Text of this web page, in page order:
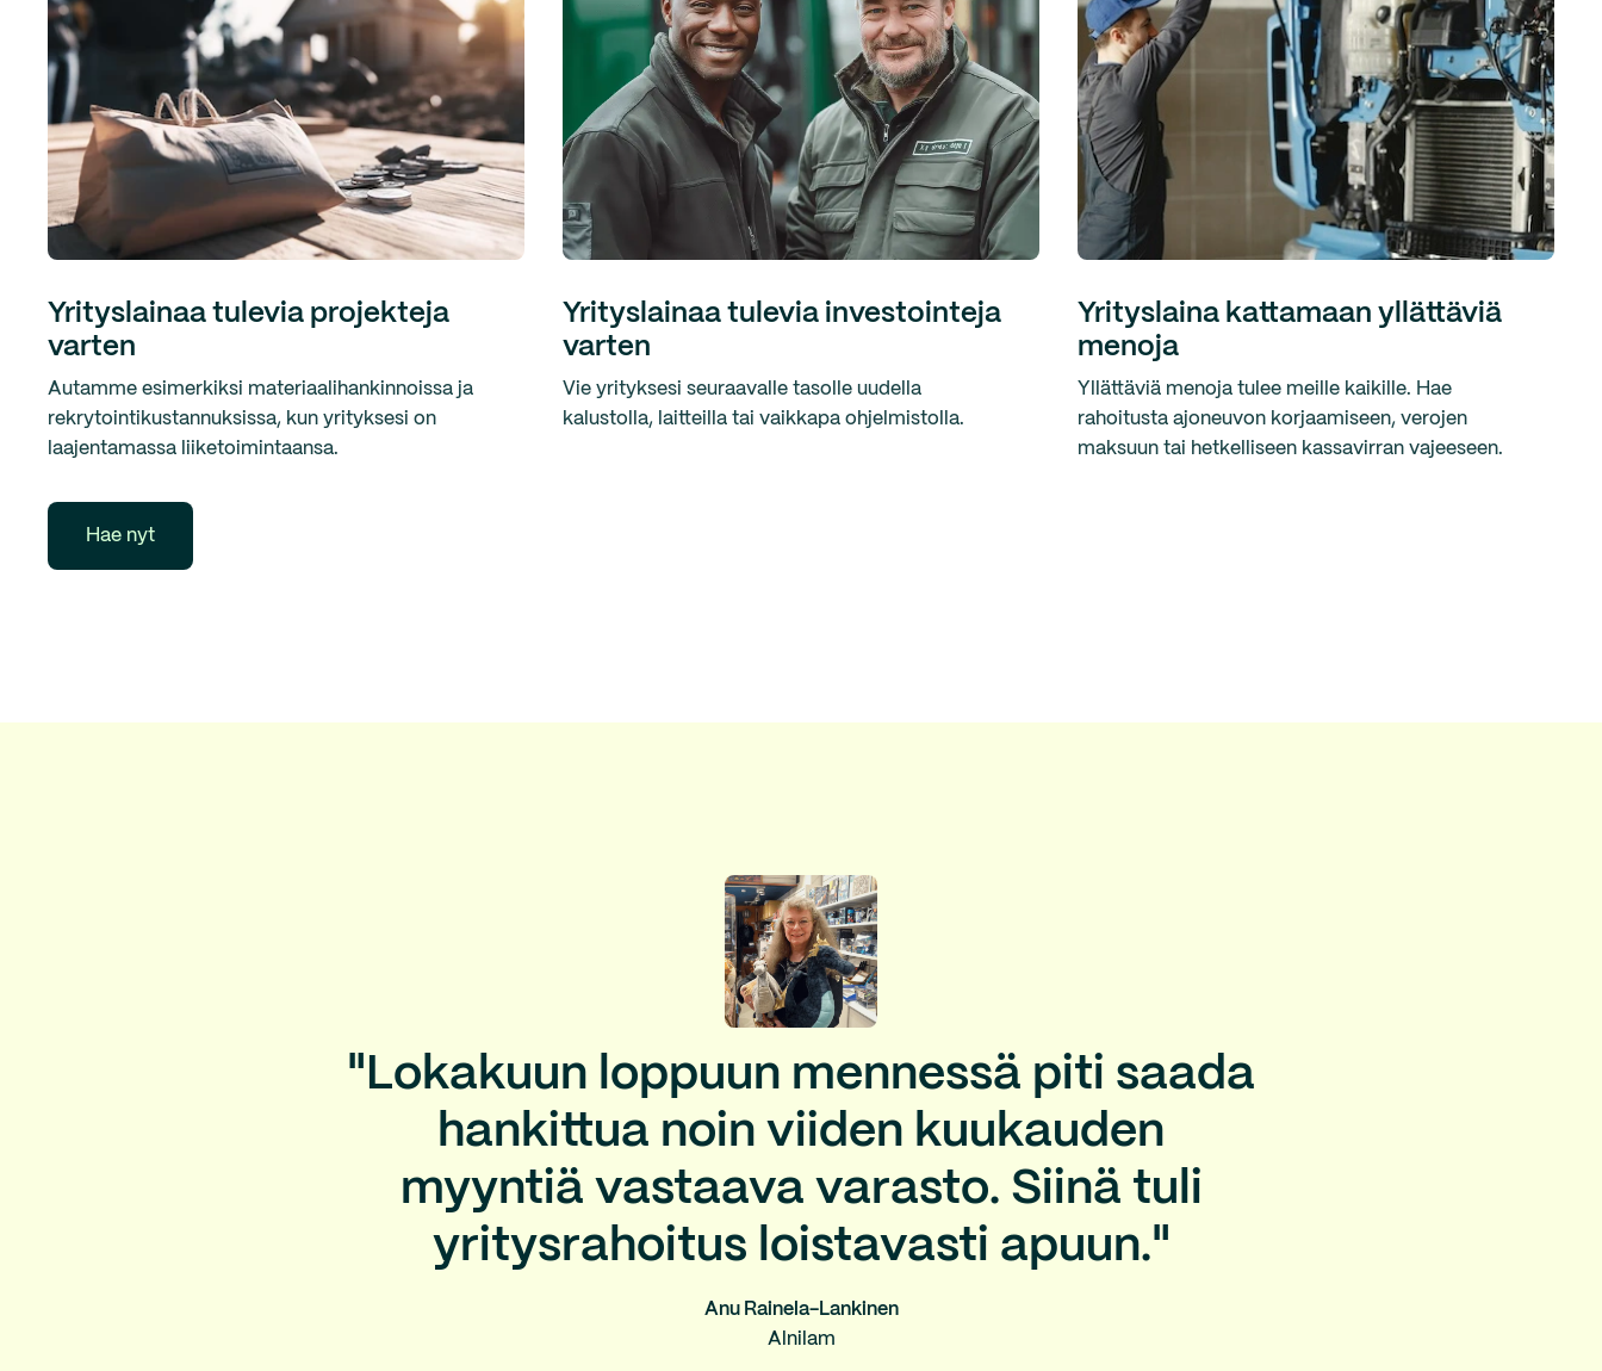
Yrityslainaa tulevia projekteja
varten
Autamme esimerkiksi materiaalihankinnoissa ja
rekrytointikustannuksissa, kun yrityksesi on
laajentamassa liiketoimintaansa.
Yrityslainaa tulevia investointeja
varten
Vie yrityksesi seuraavalle tasolle uudella
kalustolla, laitteilla tai vaikkapa ohjelmistolla.
Yrityslaina kattamaan yllättäviä
menoja
Yllättäviä menoja tulee meille kaikille. Hae
rahoitusta ajoneuvon korjaamiseen, verojen
maksuun tai hetkelliseen kassavirran vajeeseen.
Hae nyt
"Lokakuun loppuun mennessä piti saada
hankittua noin viiden kuukauden
myyntiä vastaava varasto. Siinä tuli
yritysrahoitus loistavasti apuun."
Anu Rainela-Lankinen
Alnilam